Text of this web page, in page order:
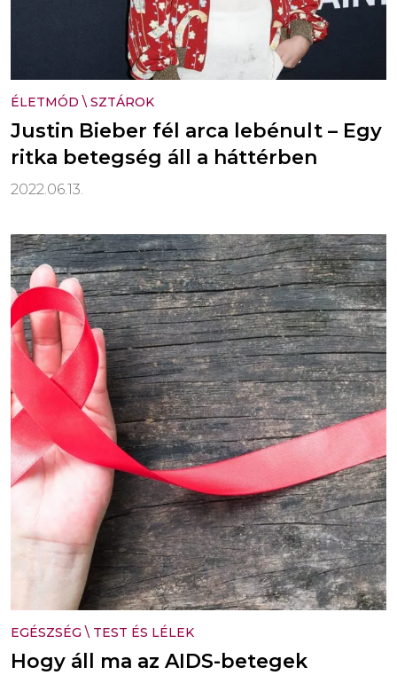
ÉLETMÓD \ SZTÁROK
Justin Bieber fél arca lebénult – Egy
ritka betegség áll a háttérben
2022.06.13.
EGÉSZSÉG \ TEST ÉS LÉLEK
Hogy áll ma az AIDS-betegek